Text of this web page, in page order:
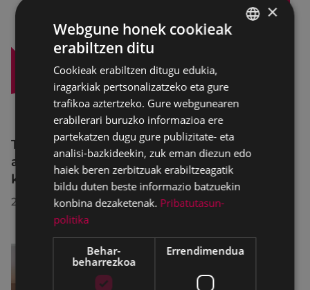
Trafiko-murrizketak Egogain kalean
abuztuaren 10etik abuztuaren 23ra,
konponketa-lanak direla-eta
2026/07/30
×
Webgune honek cookieak
erabiltzen ditu
Cookieak erabiltzen ditugu edukia,
iragarkiak pertsonalizatzeko eta gure
trafikoa aztertzeko. Gure webgunearen
erabilerari buruzko informazioa ere
partekatzen dugu gure publizitate- eta
analisi-bazkideekin, zuk eman diezun edo
haiek beren zerbitzuak erabiltzeagatik
bildu duten beste informazio batzuekin
konbina dezaketenak. Pribatutasun-
politika
Behar-
beharrezkoa
Errendimendua